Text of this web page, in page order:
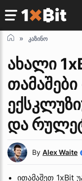
კაზინო
ახალი
და
By Alex Waite
ითამაშეთ 1xBit